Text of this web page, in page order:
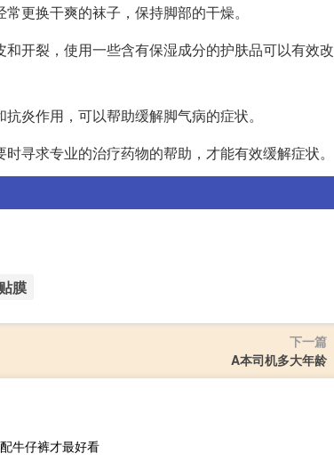
更换干爽的袜子，保持脚部的干燥。
开裂，使用一些含有保湿成分的护肤品可以有效改
炎作用，可以帮助缓解脚气病的症状。
寻求专业的治疗药物的帮助，才能有效缓解症状。
贴膜
下一篇
A本司机多大年龄
牛仔裤才最好看